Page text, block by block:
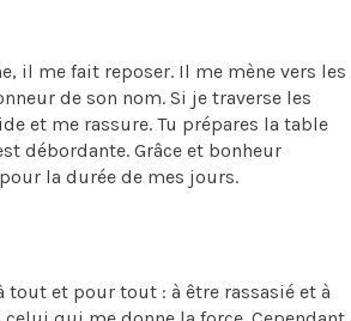
il me fait reposer. Il me mène vers les
de son nom. Si je traverse les
et me rassure. Tu prépares la table
débordante. Grâce et bonheur
la durée de mes jours.
tout et pour tout : à être rassasié et à